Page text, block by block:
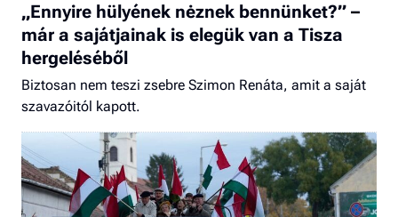
„Ennyire hülyének nėznek bennünket?” –
már a sajátjainak is elegük van a Tisza
hergeléséből
Biztosan nem teszi zsebre Szimon Renáta, amit a saját
szavazóitól kapott.